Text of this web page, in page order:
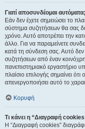
Γιατί αποσυνδέομαι αυτόματα;
Εάν δεν έχετε σημειώσει το
σύστημα συζητήσεων θα σας
χρόνο. Αυτό αποτρέπει την
άλλο. Για να παραμείνετε
κατά τη σύνδεση σας. Αυτό δεν
συζητήσεων από έναν
πανεπιστημιακό εργαστήριο
πλαίσιο επιλογής σημαίνει
απενεργοποιήσει αυτό το
Κορυφή
Τι κάνει η “Διαγραφή
Η “Διαγραφή cookies”